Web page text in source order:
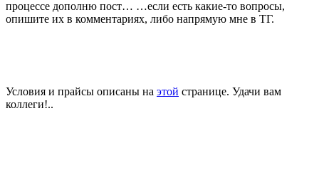
процессе дополню пост… …если есть какие-то вопросы,
опишите их в комментариях, либо напрямую мне в ТГ.
Условия и прайсы описаны на этой странице. Удачи вам
коллеги!..